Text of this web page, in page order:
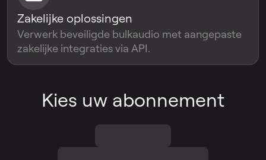
Zakelijke oplossingen
Verwerk beveiligde bulkaudio met aangepaste
zakelijke integraties via API.
Kies uw abonnement